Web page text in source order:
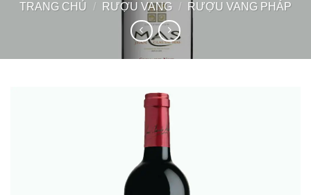
TRANG CHỦ / RƯỢU VANG / RƯỢU VANG PHÁP